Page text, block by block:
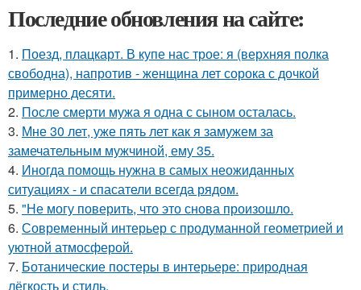
Последние обновления на сайте:
1. Поезд, плацкарт. В купе нас трое: я (верхняя полка
свободна), напротив - женщина лет сорока с дочкой
примерно десяти.
2. После смерти мужа я одна с сыном осталась.
3. Мне 30 лет, уже пять лет как я замужем за
замечательным мужчиной, ему 35.
4. Иногда помощь нужна в самых неожиданных
ситуациях - и спасатели всегда рядом.
5. "Не могу поверить, что это снова произошло.
6. Современный интерьер с продуманной геометрией и
уютной атмосферой.
7. Ботанические постеры в интерьере: природная
лёгкость и стиль.